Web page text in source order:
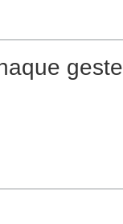
geste